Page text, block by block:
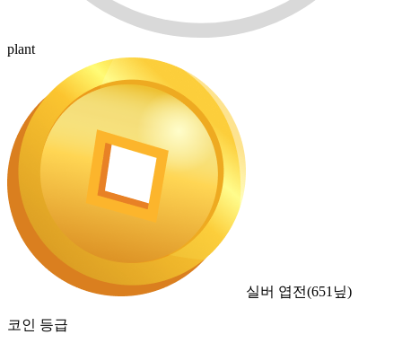
plant
실버 엽전(651 닢)
코인 등급